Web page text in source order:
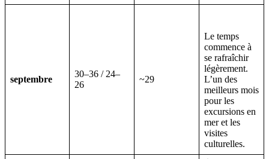
septembre
30–36 / 24–
26
~29
Le temps
commence à
se rafraîchir
légèrement.
L’un des
meilleurs mois
pour les
excursions en
mer et les
visites
culturelles.